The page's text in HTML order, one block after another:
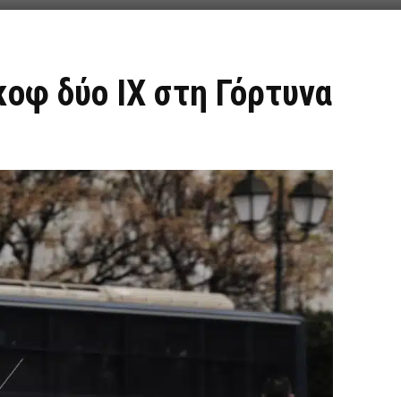
δύο ΙΧ στη Γόρτυνα